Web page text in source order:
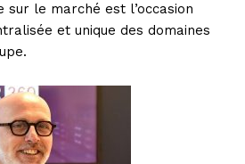
sur le marché est l’occasion
et unique des domaines